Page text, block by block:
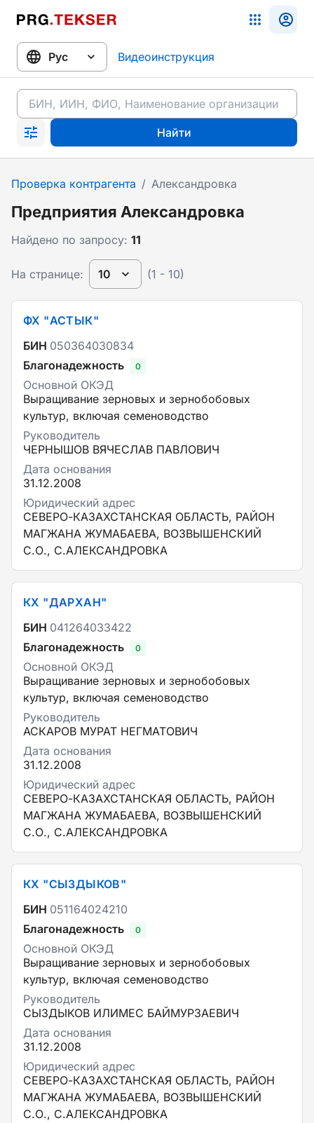
Видеоинструкция
Найти
Проверка контрагента / Александровка
Предприятия Александровка
Найдено по запросу: 11
На странице: 10 (1 - 10)
ФХ "АСТЫК"
БИН 050364030834
Благонадежность
0
Основной ОКЭД
Выращивание зерновых и зернобобовых
культур, включая семеноводство
Руководитель
ЧЕРНЫШОВ ВЯЧЕСЛАВ ПАВЛОВИЧ
Дата основания
31.12.2008
Юридический адрес
СЕВЕРО-КАЗАХСТАНСКАЯ ОБЛАСТЬ, РАЙОН
МАГЖАНА ЖУМАБАЕВА, ВОЗВЫШЕНСКИЙ
С.О., С.АЛЕКСАНДРОВКА
КХ "ДАРХАН"
БИН 041264033422
Благонадежность
0
Основной ОКЭД
Выращивание зерновых и зернобобовых
культур, включая семеноводство
Руководитель
АСКАРОВ МУРАТ НЕГМАТОВИЧ
Дата основания
31.12.2008
Юридический адрес
СЕВЕРО-КАЗАХСТАНСКАЯ ОБЛАСТЬ, РАЙОН
МАГЖАНА ЖУМАБАЕВА, ВОЗВЫШЕНСКИЙ
С.О., С.АЛЕКСАНДРОВКА
КХ "СЫЗДЫКОВ"
БИН 051164024210
Благонадежность
0
Основной ОКЭД
Выращивание зерновых и зернобобовых
культур, включая семеноводство
Руководитель
СЫЗДЫКОВ ИЛИМЕС БАЙМУРЗАЕВИЧ
Дата основания
31.12.2008
Юридический адрес
СЕВЕРО-КАЗАХСТАНСКАЯ ОБЛАСТЬ, РАЙОН
МАГЖАНА ЖУМАБАЕВА, ВОЗВЫШЕНСКИЙ
С.О., С.АЛЕКСАНДРОВКА